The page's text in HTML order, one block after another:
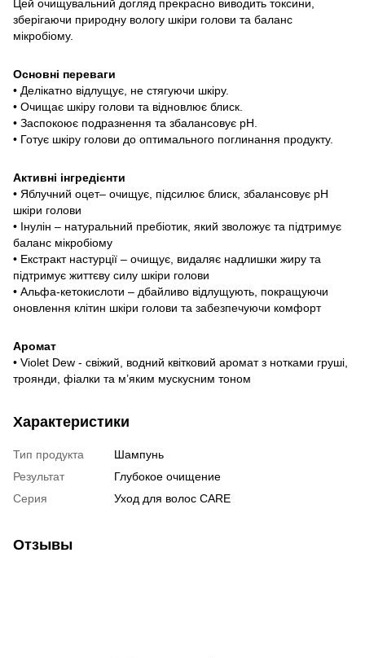
Цей очищувальний догляд прекрасно виводить токсини,
зберігаючи природну вологу шкіри голови та баланс
мікробіому.
Основні переваги
• Делікатно відлущує, не стягуючи шкіру.
• Очищає шкіру голови та відновлює блиск.
• Заспокоює подразнення та збалансовує pH.
• Готує шкіру голови до оптимального поглинання продукту.
Активні інгредієнти
• Яблучний оцет– очищує, підсилює блиск, збалансовує pH
шкіри голови
• Інулін – натуральний пребіотик, який зволожує та підтримує
баланс мікробіому
• Екстракт настурції – очищує, видаляє надлишки жиру та
підтримує життєву силу шкіри голови
• Альфа-кетокислоти – дбайливо відлущують, покращуючи
оновлення клітин шкіри голови та забезпечуючи комфорт
Аромат
• Violet Dew - свіжий, водний квітковий аромат з нотками груші,
троянди, фіалки та м’яким мускусним тоном
Характеристики
Тип продукта
Шампунь
Результат
Глубокое очищение
Серия
Уход для волос CARE
Отзывы